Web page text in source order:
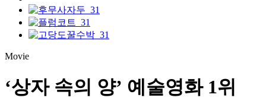
Movie
‘상자 속의 양’ 예술영화 1위